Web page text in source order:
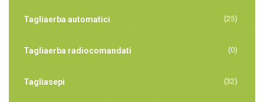
Tagliaerba automatici (25)
Tagliaerba radiocomandati (0)
Tagliasepi (32)